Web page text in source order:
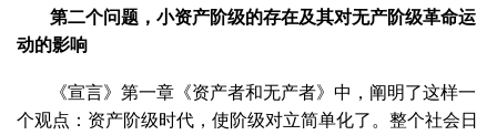
第二个问题，小资产阶级的存在及其对无产阶级革命运
动的影响
《宣言》第一章《资产者和无产者》中，阐明了这样一
个观点：资产阶级时代，使阶级对立简单化了。整个社会日